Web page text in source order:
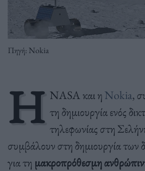
Πηγή: Nokia
Η NASA και η Nokia,
τη δημιουργία ενός
τηλεφωνίας στη
συμβάλουν στη δημιουργία των
για τη μακροπρόθεσμη